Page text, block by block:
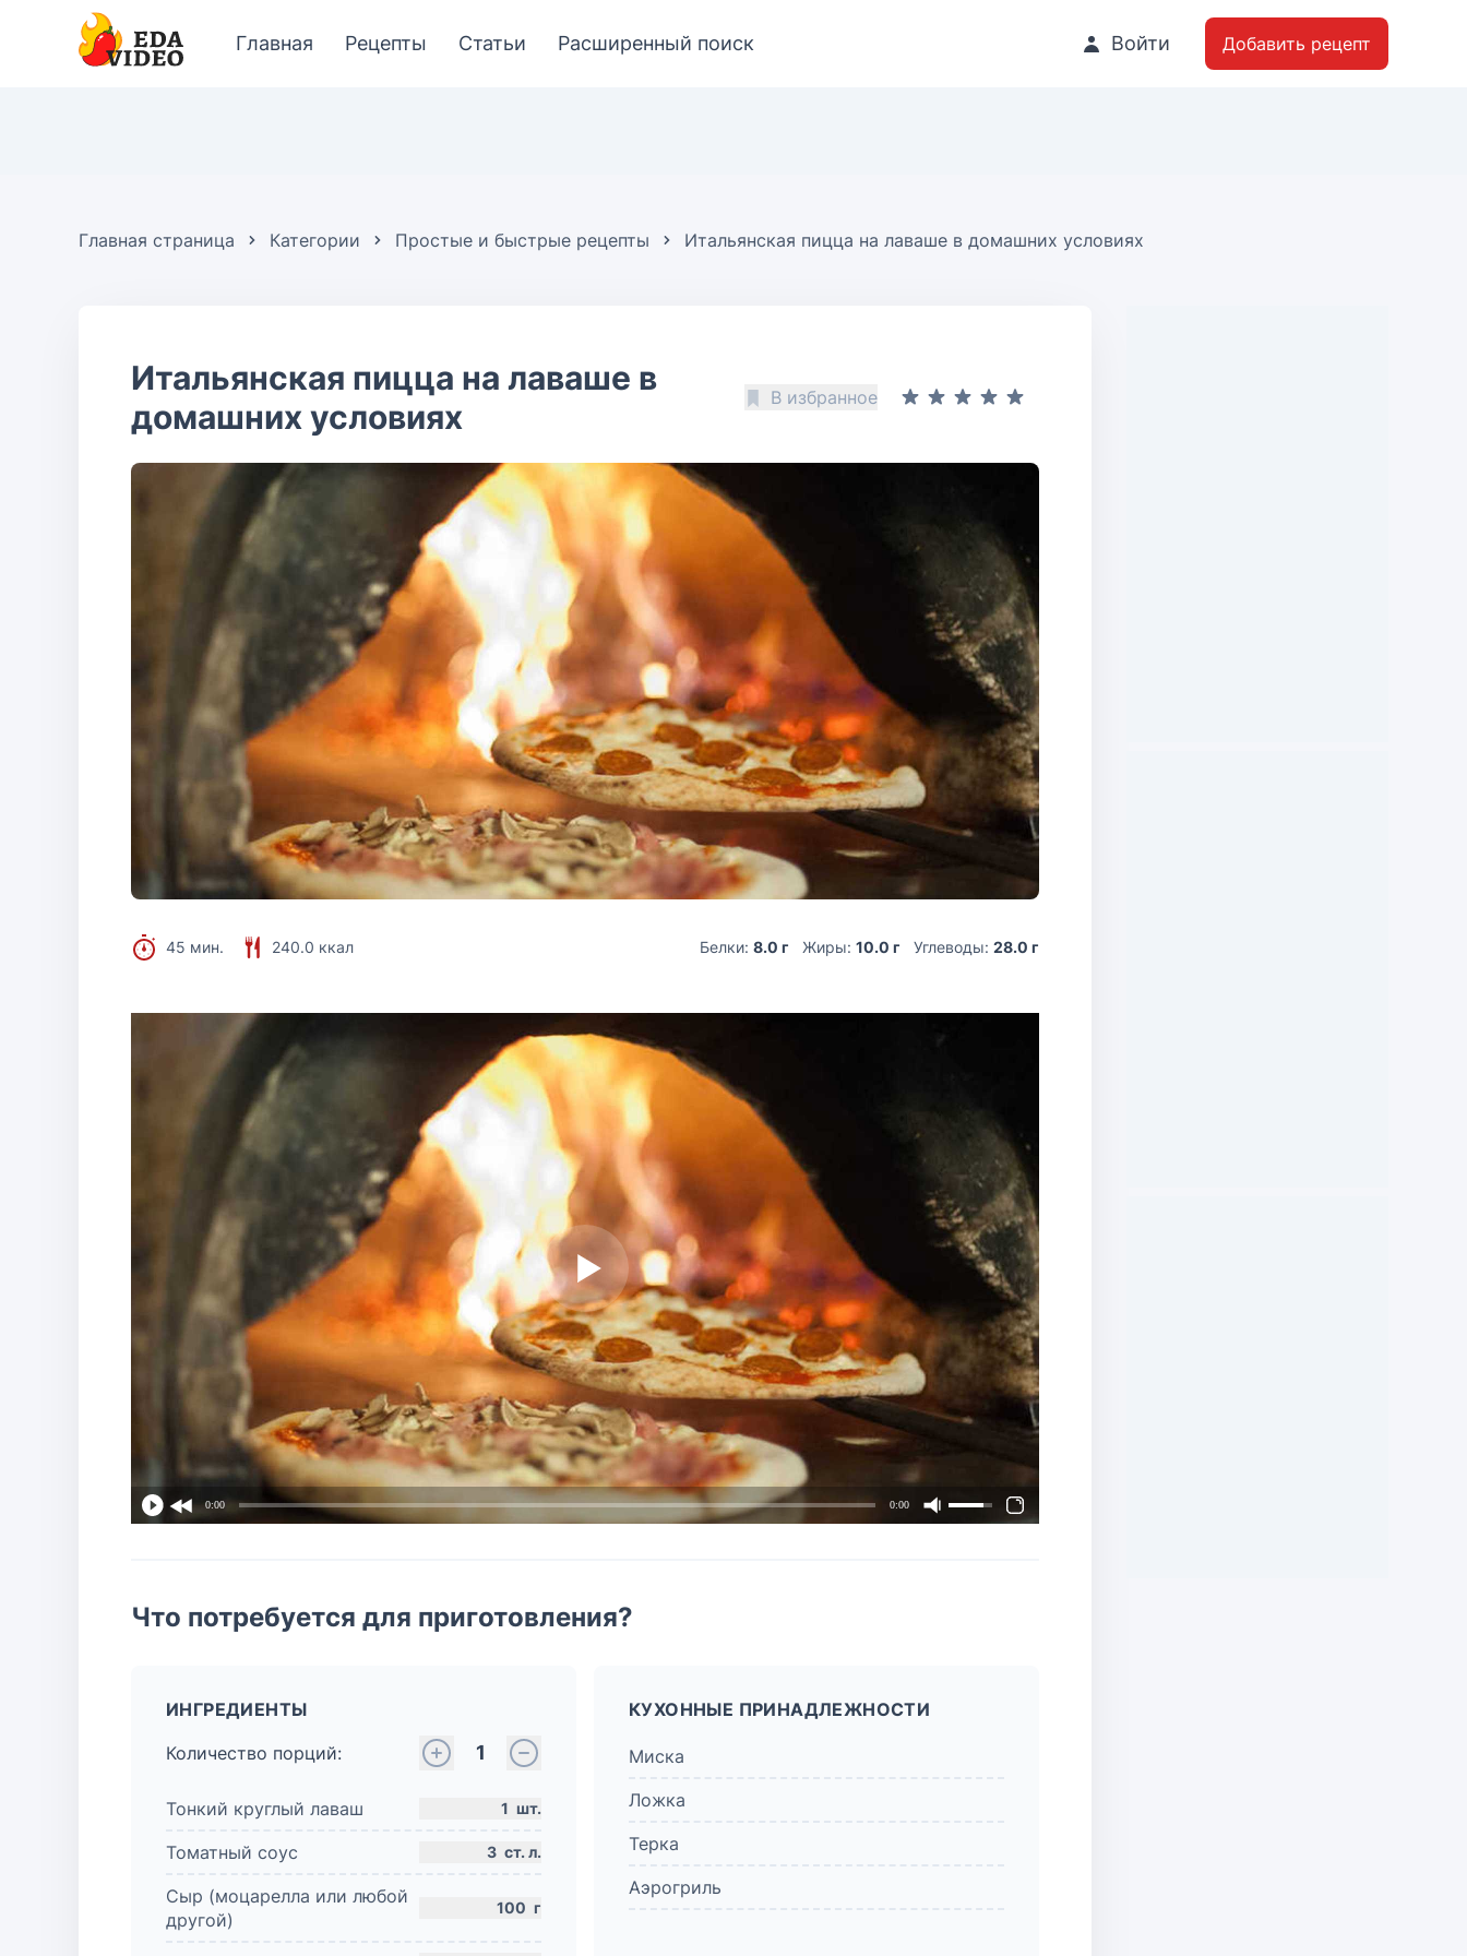
Главная Рецепты Статьи Расширенный поиск Войти Добавить рецепт
Главная страница Категории Простые и быстрые рецепты Итальянская пицца на лаваше в домашних условиях
Итальянская пицца на лаваше в
домашних условиях
В избранное
45 мин. 240.0 ккал Белки: 8.0 г Жиры: 10.0 г Углеводы: 28.0 г
0:00 0:00
Что потребуется для приготовления?
ИНГРЕДИЕНТЫ
Количество порций:
1
Тонкий круглый лаваш 1 шт.
Томатный соус 3 ст. л.
Сыр (моцарелла или любой
другой)
100 г
КУХОННЫЕ ПРИНАДЛЕЖНОСТИ
Миска
Ложка
Терка
Аэрогриль